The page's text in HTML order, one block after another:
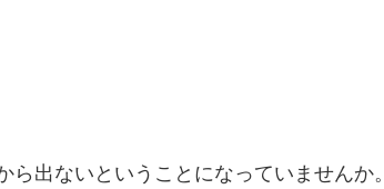
出ないということになっていませんか。